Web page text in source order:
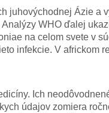
juhovýchodnej Ázie a
WHO ďalej
na celom svete v
infekcie. V africkom
Ich
údajov zomiera